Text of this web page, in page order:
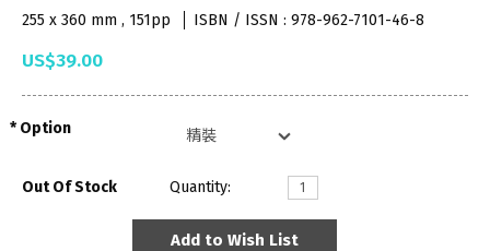
255 x 360 mm , 151pp
ISBN / ISSN : 978-962-7101-46-8
US$39.00
Option
Out Of Stock Quantity:
Add to Wish List